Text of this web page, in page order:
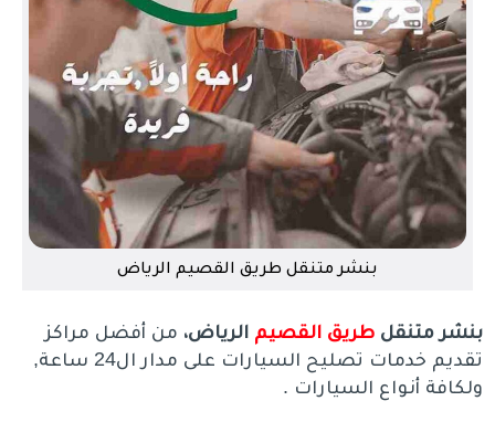
بنشر متنقل طريق القصيم الرياض
بنشر متنقلطريق القصيم الرياض، من أفضل مراكز
تقديم خدمات تصليح السيارات على مدار ال24 ساعة,
ولكافة أنواع السيارات .